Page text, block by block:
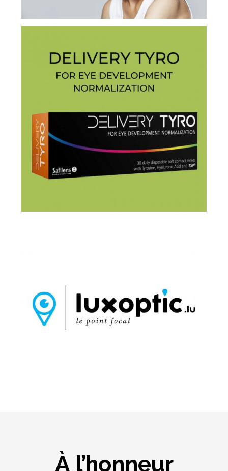
À l’honneur